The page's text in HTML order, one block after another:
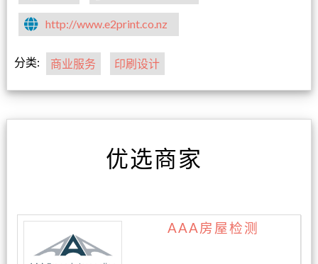
http://www.e2print.co.nz
分类: 商业服务 印刷设计
优选商家
AAA房屋检测